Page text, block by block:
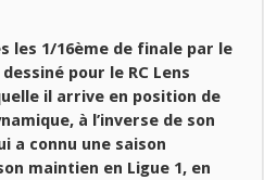
les 1/16ème de finale par le
pour le RC Lens
il arrive en position de
à l’inverse de son
a connu une saison
maintien en Ligue 1, en